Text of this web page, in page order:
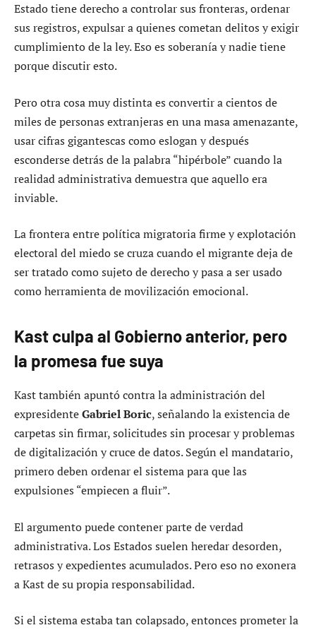
Estado tiene derecho a controlar sus fronteras, ordenar
sus registros, expulsar a quienes cometan delitos y exigir
cumplimiento de la ley. Eso es soberanía y nadie tiene
porque discutir esto.
Pero otra cosa muy distinta es convertir a cientos de
miles de personas extranjeras en una masa amenazante,
usar cifras gigantescas como eslogan y después
esconderse detrás de la palabra “hipérbole” cuando la
realidad administrativa demuestra que aquello era
inviable.
La frontera entre política migratoria firme y explotación
electoral del miedo se cruza cuando el migrante deja de
ser tratado como sujeto de derecho y pasa a ser usado
como herramienta de movilización emocional.
Kast culpa al Gobierno anterior, pero
la promesa fue suya
Kast también apuntó contra la administración del
expresidenteGabriel Boric, señalando la existencia de
carpetas sin firmar, solicitudes sin procesar y problemas
de digitalización y cruce de datos. Según el mandatario,
primero deben ordenar el sistema para que las
expulsiones “empiecen a fluir”.
El argumento puede contener parte de verdad
administrativa. Los Estados suelen heredar desorden,
retrasos y expedientes acumulados. Pero eso no exonera
a Kast de su propia responsabilidad.
Si el sistema estaba tan colapsado, entonces prometer la